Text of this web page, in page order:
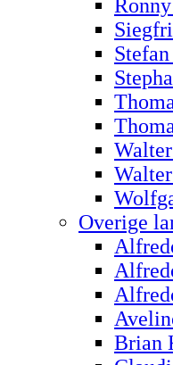
Overige
Brian